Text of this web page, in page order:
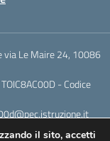
via Le Maire 24, 10086
- Codice
il sito, accetti